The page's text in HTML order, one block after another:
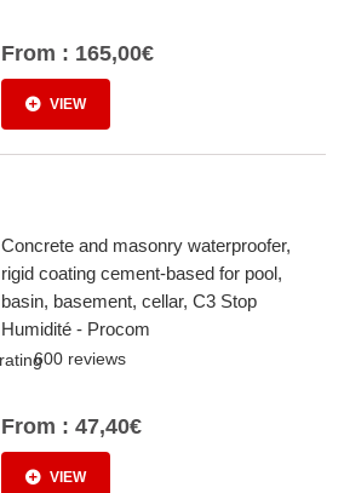
From : 165,00€
VIEW
Concrete and masonry waterproofer,
rigid coating cement-based for pool,
basin, basement, cellar, C3 Stop
Humidité - Procom
600 reviews
From : 47,40€
VIEW